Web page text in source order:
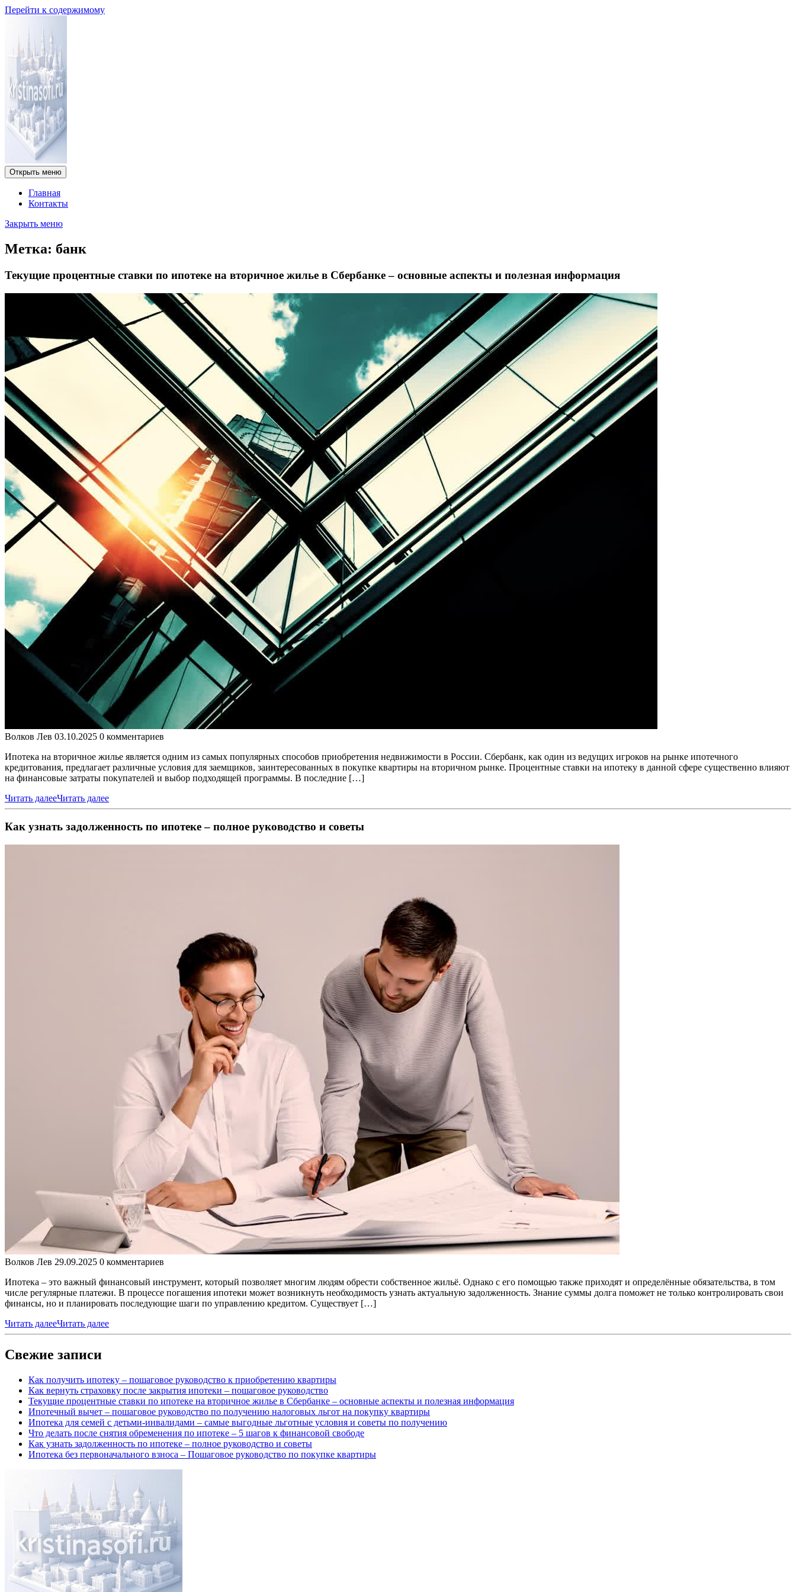
Перейти к содержимому
Открыть меню
Главная
Контакты
Закрыть меню
Метка: банк
Текущие процентные ставки по ипотеке на вторичное жилье в Сбербанке – основные аспекты и полезная информация
Волков Лев 03.10.2025 0 комментариев
Ипотека на вторичное жилье является одним из самых популярных способов приобретения недвижимости в России. Сбербанк, как один из ведущих игроков на рынке ипотечного
кредитования, предлагает различные условия для заемщиков, заинтересованных в покупке квартиры на вторичном рынке. Процентные ставки на ипотеку в данной сфере существенно влияют
на финансовые затраты покупателей и выбор подходящей программы. В последние […]
Читать далееЧитать далее
Как узнать задолженность по ипотеке – полное руководство и советы
Волков Лев 29.09.2025 0 комментариев
Ипотека – это важный финансовый инструмент, который позволяет многим людям обрести собственное жильё. Однако с его помощью также приходят и определённые обязательства, в том
числе регулярные платежи. В процессе погашения ипотеки может возникнуть необходимость узнать актуальную задолженность. Знание суммы долга поможет не только контролировать свои
финансы, но и планировать последующие шаги по управлению кредитом. Существует […]
Читать далееЧитать далее
Свежие записи
Как получить ипотеку – пошаговое руководство к приобретению квартиры
Как вернуть страховку после закрытия ипотеки – пошаговое руководство
Текущие процентные ставки по ипотеке на вторичное жилье в Сбербанке – основные аспекты и полезная информация
Ипотечный вычет – пошаговое руководство по получению налоговых льгот на покупку квартиры
Ипотека для семей с детьми-инвалидами – самые выгодные льготные условия и советы по получению
Что делать после снятия обременения по ипотеке – 5 шагов к финансовой свободе
Как узнать задолженность по ипотеке – полное руководство и советы
Ипотека без первоначального взноса – Пошаговое руководство по покупке квартиры